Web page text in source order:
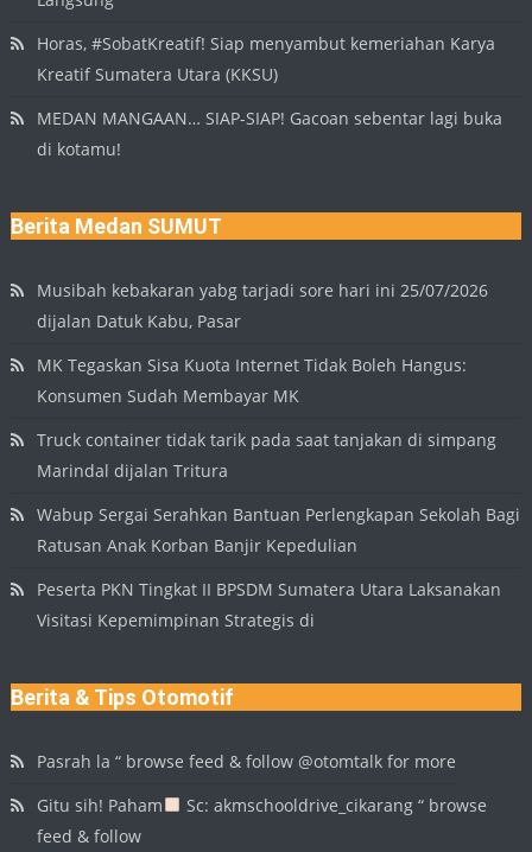
Horas, #SobatKreatif! Siap menyambut kemeriahan Karya
Kreatif Sumatera Utara (KKSU)
MEDAN MANGAAN… SIAP-SIAP! Gacoan sebentar lagi buka
di kotamu!
Berita Medan SUMUT
Musibah kebakaran yabg tarjadi sore hari ini 25/07/2026
dijalan Datuk Kabu, Pasar
MK Tegaskan Sisa Kuota Internet Tidak Boleh Hangus:
Konsumen Sudah Membayar MK
Truck container tidak tarik pada saat tanjakan di simpang
Marindal dijalan Tritura
Wabup Sergai Serahkan Bantuan Perlengkapan Sekolah Bagi
Ratusan Anak Korban Banjir Kepedulian
Peserta PKN Tingkat II BPSDM Sumatera Utara Laksanakan
Visitasi Kepemimpinan Strategis di
Berita & Tips Otomotif
Pasrah la “ browse feed & follow @otomtalk for more
Gitu sih! Paham
Sc: akmschooldrive_cikarang “ browse
feed & follow